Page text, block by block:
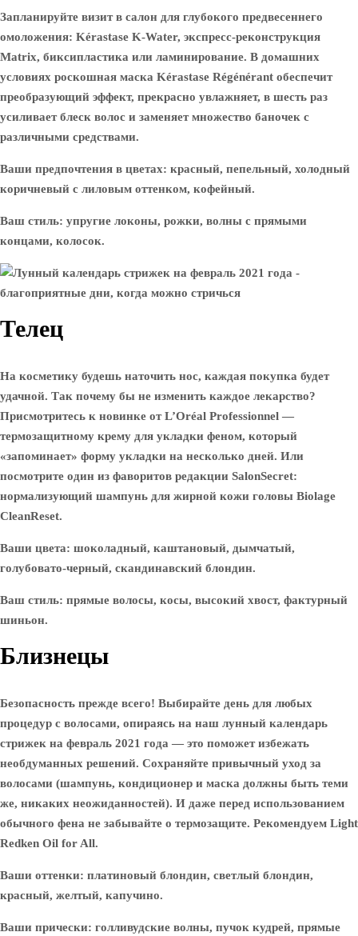
Запланируйте визит в салон для глубокого предвесеннего
омоложения: Kérastase K-Water, экспресс-реконструкция
Matrix, биксипластика или ламинирование. В домашних
условиях роскошная маска Kérastase Régénérant обеспечит
преобразующий эффект, прекрасно увлажняет, в шесть раз
усиливает блеск волос и заменяет множество баночек с
различными средствами.
Ваши предпочтения в цветах: красный, пепельный, холодный
коричневый с лиловым оттенком, кофейный.
Ваш стиль: упругие локоны, рожки, волны с прямыми
концами, колосок.
Телец
На косметику будешь наточить нос, каждая покупка будет
удачной. Так почему бы не изменить каждое лекарство?
Присмотритесь к новинке от L’Oréal Professionnel —
термозащитному крему для укладки феном, который
«запоминает» форму укладки на несколько дней. Или
посмотрите один из фаворитов редакции SalonSecret:
нормализующий шампунь для жирной кожи головы Biolage
CleanReset.
Ваши цвета: шоколадный, каштановый, дымчатый,
голубовато-черный, скандинавский блондин.
Ваш стиль: прямые волосы, косы, высокий хвост, фактурный
шиньон.
Близнецы
Безопасность прежде всего! Выбирайте день для любых
процедур с волосами, опираясь на наш лунный календарь
стрижек на февраль 2021 года — это поможет избежать
необдуманных решений. Сохраняйте привычный уход за
волосами (шампунь, кондиционер и маска должны быть теми
же, никаких неожиданностей). И даже перед использованием
обычного фена не забывайте о термозащите. Рекомендуем Light
Redken Oil for All.
Ваши оттенки: платиновый блондин, светлый блондин,
красный, желтый, капучино.
Ваши прически: голливудские волны, пучок кудрей, прямые